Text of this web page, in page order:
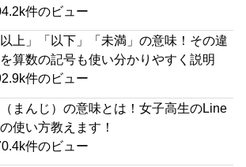
件のビュー
以上」「以下」「未満」の意味！その違
算数の記号も使い分かりやすく説明
件のビュー
まんじ）の意味とは！女子高生のLine
使い方教えます！
件のビュー